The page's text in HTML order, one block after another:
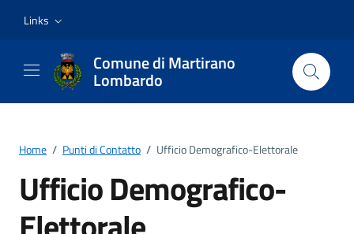
Links
Comune di Martirano
Lombardo
Home / Punti di Contatto / Ufficio Demografico-Elettorale
Ufficio Demografico-